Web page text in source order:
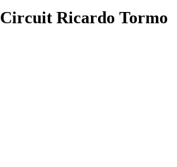
Ricardo Tormo